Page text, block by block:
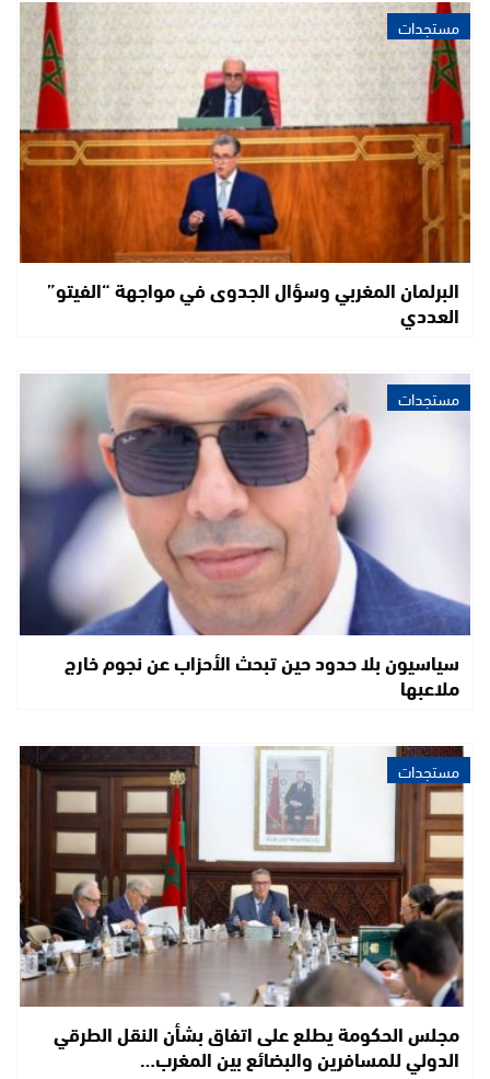
مستجدات
البرلمان المغربي وسؤال الجدوى في مواجهة “الفيتو”
العددي
مستجدات
سياسيون بلا حدود حين تبحث الأحزاب عن نجوم خارج
ملاعبها
مستجدات
مجلس الحكومة يطلع على اتفاق بشأن النقل الطرقي
الدولي للمسافرين والبضائع بين المغرب…